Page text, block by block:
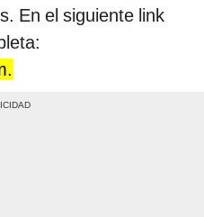
En el siguiente link
.